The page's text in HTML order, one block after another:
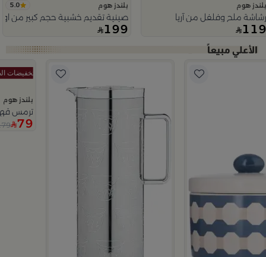
بلندز هوم
رشاشة ملح وفلفل من آريا
119
بلندز هوم 5.0
صينية تقديم خشبية حجم كبير من
199
Slide 1
بلندز هوم
ترمس
79